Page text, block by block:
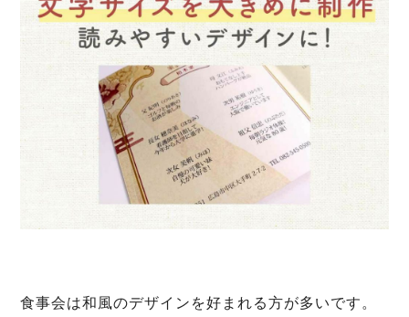
食事会は和風のデザインを好まれる方が多いです。